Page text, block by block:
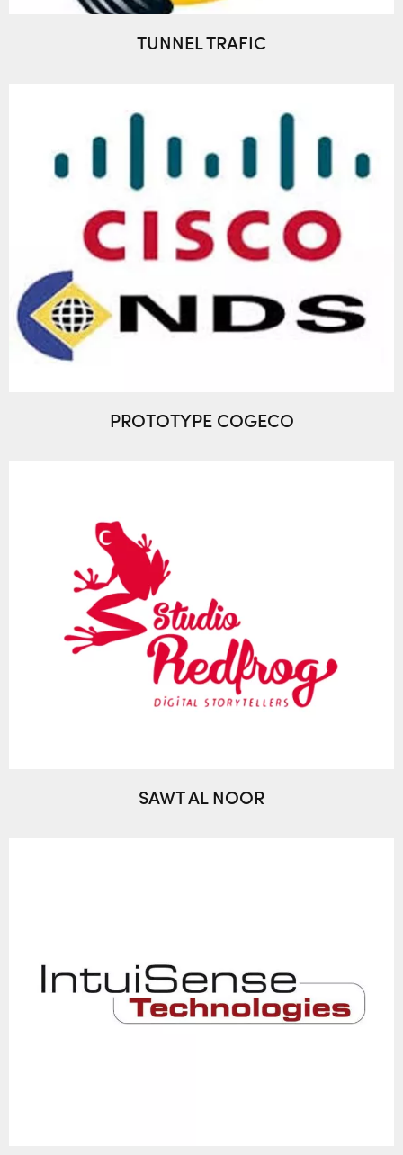
TUNNEL TRAFIC
PROTOTYPE COGECO
SAWT AL NOOR